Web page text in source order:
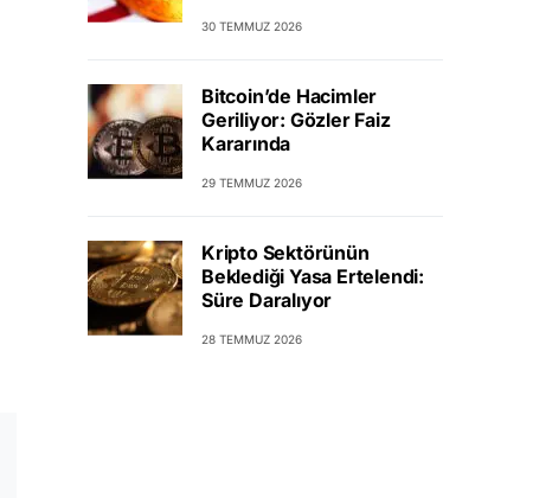
30 TEMMUZ 2026
Bitcoin’de Hacimler
Geriliyor: Gözler Faiz
Kararında
29 TEMMUZ 2026
Kripto Sektörünün
Beklediği Yasa Ertelendi:
Süre Daralıyor
28 TEMMUZ 2026